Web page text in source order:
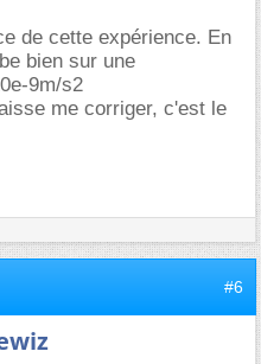
de cette expérience. En
bien sur une
9m/s2
me corriger, c'est le
#6